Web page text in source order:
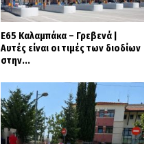
Ε65 Καλαμπάκα – Γρεβενά |
Αυτές είναι οι τιμές των διοδίων
στην...